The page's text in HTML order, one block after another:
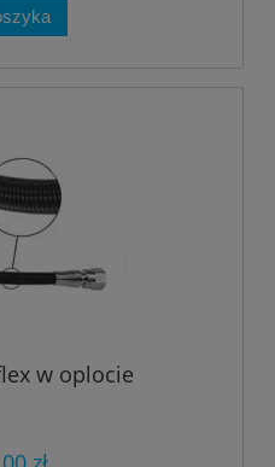
w oplocie